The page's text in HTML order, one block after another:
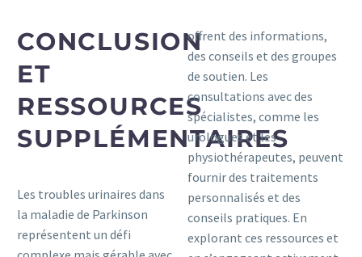
CONCLUSION
ET
RESSOURCES
SUPPLÉMENTAIRES
Les troubles urinaires dans
la maladie de Parkinson
représentent un défi
offrent des informations,
des conseils et des groupes
de soutien. Les
consultations avec des
spécialistes, comme les
urologues et les
physiothérapeutes, peuvent
fournir des traitements
personnalisés et des
conseils pratiques. En
explorant ces ressources et